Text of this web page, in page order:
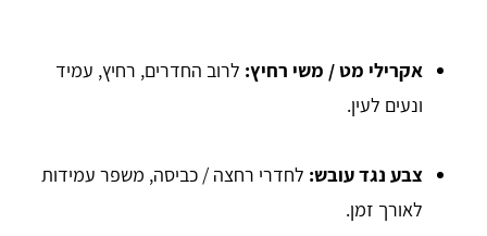
אקרילי מט / משי רחיץ: לרוב החדרים, רחיץ, עמיד
ונעים לעין.
צבע נגד עובש: לחדרי רחצה / כביסה, משפר עמידות
לאורך זמן.